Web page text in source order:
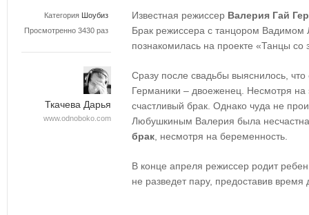
Категория Шоубиз
Просмотренно 3430 раз
Ткачева Дарья
www.odnoboko.com
Известная режиссер Валерия Гай
Брак режиссера с танцором
познакомилась на проекте «Танцы
Сразу после свадьбы выяснилось,
Германики – двоеженец. Несмотря на
счастливый брак. Однако чуда не
Любушкиным Валерия была
брак , несмотря на беременность.
В конце апреля режиссер родит
не разведет пару, предоставив